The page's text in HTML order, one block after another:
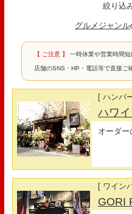
絞り込
グルメジャンル
【 ご注意 】 一時休業や営業時間
店舗のSNS・HP・電話等で直接ご
[ ハンバ
ハワ
オーダ
[ ワイン
GORI